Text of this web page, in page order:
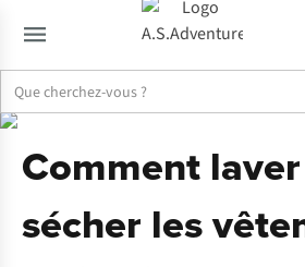
Comment
sécher les